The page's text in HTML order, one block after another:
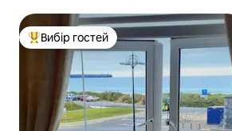
Топ вибір гостей
Вибір гостей